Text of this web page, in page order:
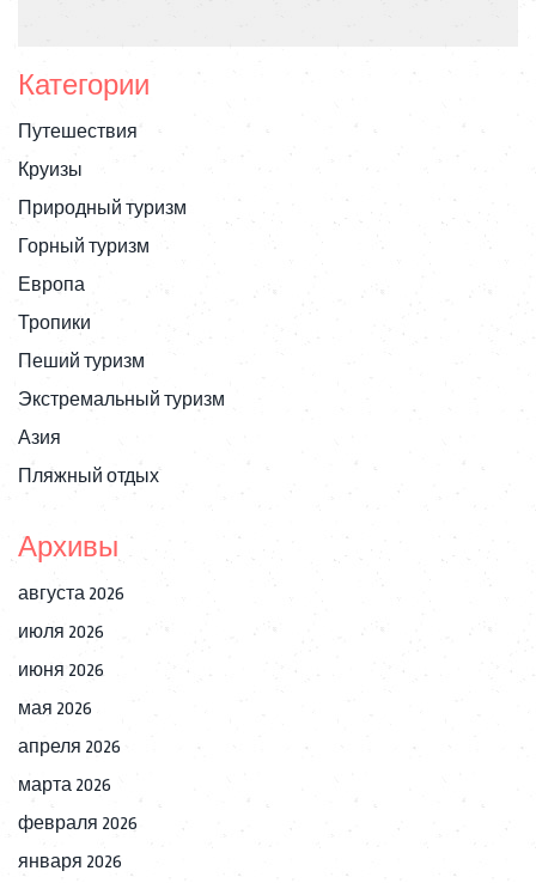
Категории
Путешествия
Круизы
Природный туризм
Горный туризм
Европа
Тропики
Пеший туризм
Экстремальный туризм
Азия
Пляжный отдых
Архивы
августа 2026
июля 2026
июня 2026
мая 2026
апреля 2026
марта 2026
февраля 2026
января 2026